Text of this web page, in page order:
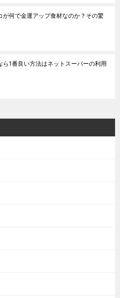
が何で金運アップ食材なのか？その驚
ら1番良い方法はネットスーパーの利用